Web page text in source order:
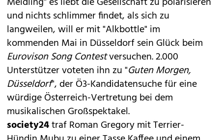
und nichts schlimmer findet, als sich zu
langweilen, will er mit "Alkbottle" im
kommenden Mai in Düsseldorf sein Glück beim
Eurovison Song Contestversuchen. 2.000
Unterstützer voteten ihn zu "Guten Morgen,
Düsseldorf", der Ö3-Kandidatensuche für eine
würdige Österreich-Vertretung bei dem
musikalischen Großspektakel.
society24traf Roman Gregory mit Terrier-